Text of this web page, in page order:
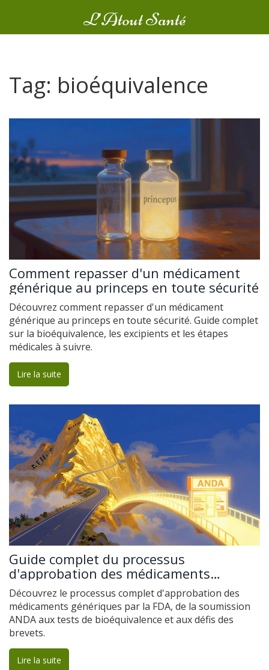
L’Atout Santé
Tag: bioéquivalence
Comment repasser d'un médicament
générique au princeps en toute sécurité
Découvrez comment repasser d'un médicament
générique au princeps en toute sécurité. Guide complet
sur la bioéquivalence, les excipients et les étapes
médicales à suivre.
Lire la suite
Guide complet du processus
d'approbation des médicaments
génériques par la FDA
Découvrez le processus complet d'approbation des
médicaments génériques par la FDA, de la soumission
ANDA aux tests de bioéquivalence et aux défis des
brevets.
Lire la suite